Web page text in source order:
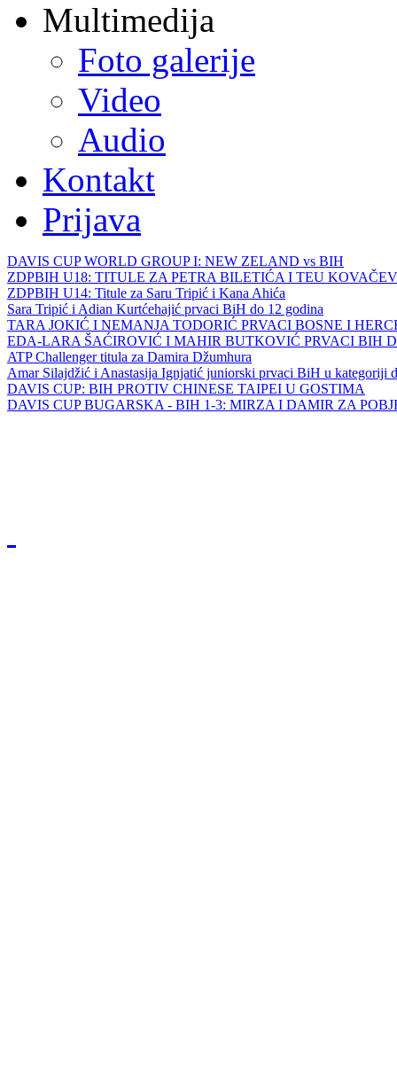
Multimedija
Foto galerije
Video
Audio
Kontakt
Prijava
DAVIS CUP WORLD GROUP I: NEW ZELAND vs BIH
ZDPBIH U18: TITULE ZA PETRA BILETIĆA I TEU
ZDPBIH U14: Titule za Saru Tripić i Kana Ahića
Sara Tripić i Adian Kurtćehajić prvaci BiH do 12 godina
TARA JOKIĆ I NEMANJA TODORIĆ PRVACI BOSNE I
EDA-LARA ŠAĆIROVIĆ I MAHIR BUTKOVIĆ PRVACI BIH
ATP Challenger titula za Damira Džumhura
Amar Silajdžić i Anastasija Ignjatić juniorski prvaci BiH u kategoriji
DAVIS CUP: BIH PROTIV CHINESE TAIPEI U GOSTIMA
DAVIS CUP BUGARSKA - BIH 1-3: MIRZA I DAMIR ZA